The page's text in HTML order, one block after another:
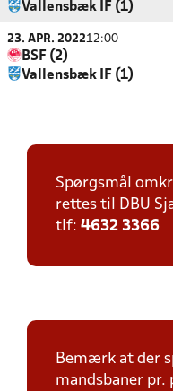
Vallensbæk IF (1)
23. APR. 202212:00
BSF (2)
Vallensbæk IF (1)
Spørgsmål
rettes til DBU
tlf: 4632 3366
Bemærk at der
mandsbaner pr.